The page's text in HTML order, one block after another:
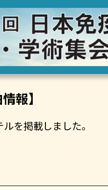
報】
を掲載しました。